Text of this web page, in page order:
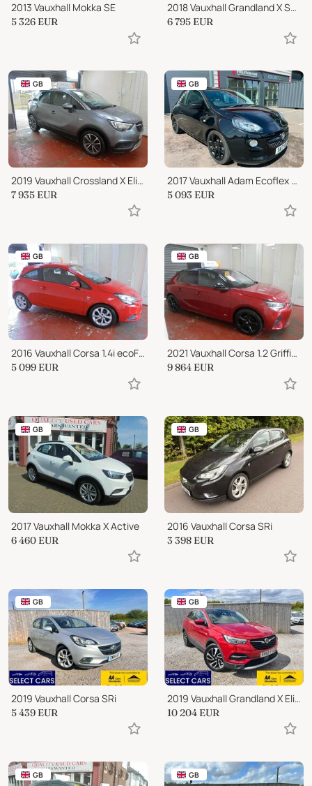
2013 Vauxhall Mokka SE
5 326 EUR
2018 Vauxhall Grandland X Sport Nav
6 795 EUR
GB
2019 Vauxhall Crossland X Elite
7 935 EUR
GB
2017 Vauxhall Adam Ecoflex Energised
5 093 EUR
GB
2016 Vauxhall Corsa 1.4i ecoFLEX Energy Euro 6 3dr (a/c)
5 099 EUR
GB
2021 Vauxhall Corsa 1.2 Griffin Euro 6 5dr
9 864 EUR
GB
2017 Vauxhall Mokka X Active
6 460 EUR
GB
2016 Vauxhall Corsa SRi
3 398 EUR
GB
2019 Vauxhall Corsa SRi
5 439 EUR
GB
2019 Vauxhall Grandland X Elite Nav
10 204 EUR
GB GB